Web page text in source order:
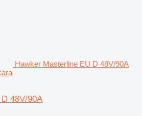
Hawker Masterline EU D 48V/90A
48V/90A